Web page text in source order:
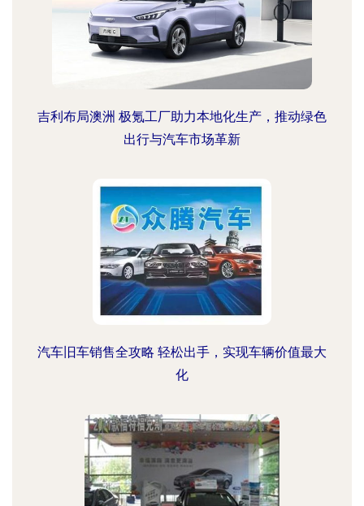
吉利布局澳洲 极氪工厂助力本地化生产，推动绿色
出行与汽车市场革新
汽车旧车销售全攻略 轻松出手，实现车辆价值最大
化